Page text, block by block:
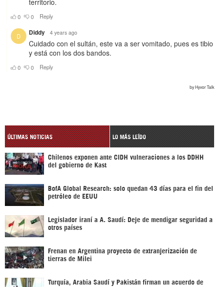
ÚLTIMAS NOTICIAS LO MÁS LEÍDO
Chilenos exponen ante CIDH vulneraciones a los DDHH
del gobierno de Kast
BofA Global Research: solo quedan 43 días para el fin del
petróleo de EEUU
Legislador iraní a A. Saudí: Deje de mendigar seguridad a
otros países
Frenan en Argentina proyecto de extranjerización de
tierras de Milei
Turquía, Arabia Saudí y Pakistán firman un acuerdo de